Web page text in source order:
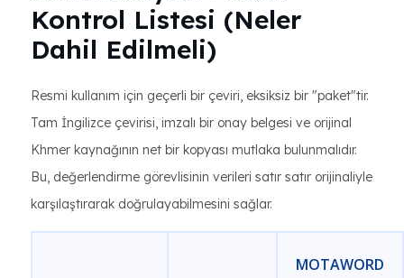
Kontrol Listesi (Neler
Dahil Edilmeli)
Resmi kullanım için geçerli bir çeviri, eksiksiz bir "paket"tir.
Tam İngilizce çevirisi, imzalı bir onay belgesi ve orijinal
Khmer kaynağının net bir kopyası mutlaka bulunmalıdır.
Bu, değerlendirme görevlisinin verileri satır satır orijinaliyle
karşılaştırarak doğrulayabilmesini sağlar.
MOTAWORD